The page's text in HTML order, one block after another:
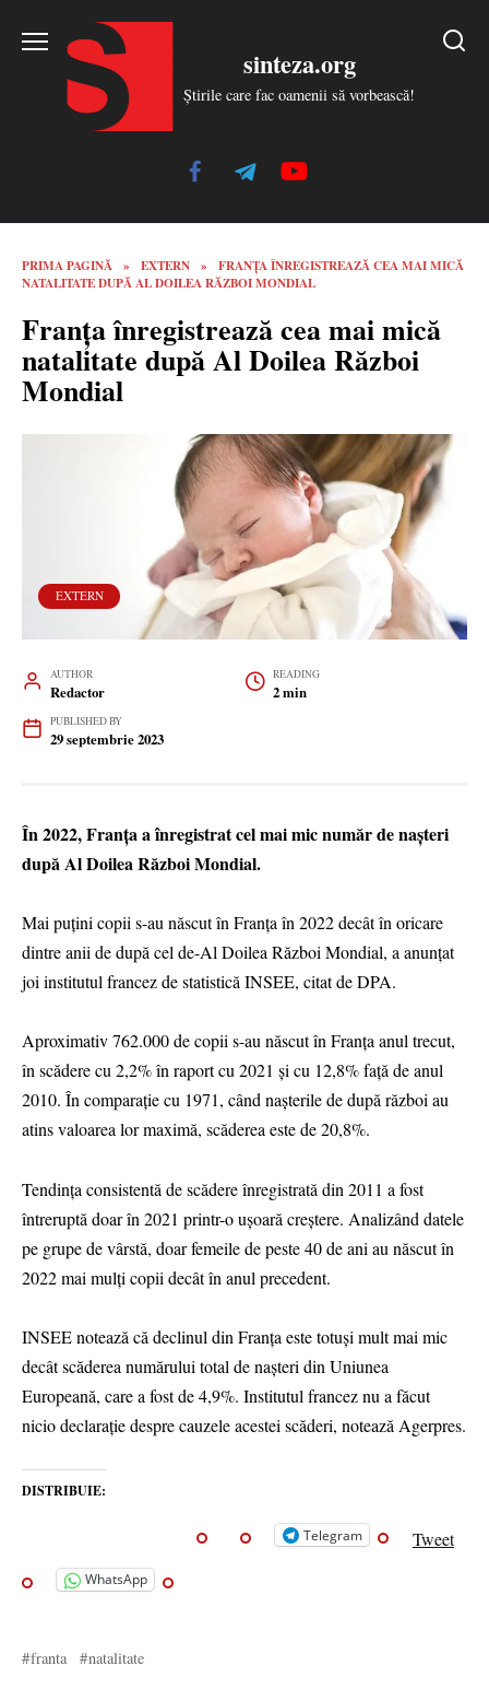
sinteza.org
Știrile care fac oamenii să vorbească!
PRIMA PAGINĂ » EXTERN »
FRANȚA ÎNREGISTREAZĂ CEA MAI MICĂ
NATALITATE DUPĂ AL DOILEA RĂZBOI MONDIAL
Franța înregistrează cea mai mică
natalitate după Al Doilea Război
Mondial
EXTERN
AUTHOR
Redactor
READING
2 min
PUBLISHED BY
29 septembrie 2023
În 2022, Franţa a înregistrat cel mai mic număr de naşteri
după Al Doilea Război Mondial.
Mai puţini copii s-au născut în Franţa în 2022 decât în oricare
dintre anii de după cel de-Al Doilea Război Mondial, a anunţat
joi institutul francez de statistică INSEE, citat de DPA.
Aproximativ 762.000 de copii s-au născut în Franţa anul trecut,
în scădere cu 2,2% în raport cu 2021 şi cu 12,8% faţă de anul
2010. În comparaţie cu 1971, când naşterile de după război au
atins valoarea lor maximă, scăderea este de 20,8%.
Tendinţa consistentă de scădere înregistrată din 2011 a fost
întreruptă doar în 2021 printr-o uşoară creştere. Analizând datele
pe grupe de vârstă, doar femeile de peste 40 de ani au născut în
2022 mai mulţi copii decât în anul precedent.
INSEE notează că declinul din Franţa este totuşi mult mai mic
decât scăderea numărului total de naşteri din Uniunea
Europeană, care a fost de 4,9%. Institutul francez nu a făcut
nicio declaraţie despre cauzele acestei scăderi, notează Agerpres.
DISTRIBUIE:
Telegram Tweet
WhatsApp
franta natalitate